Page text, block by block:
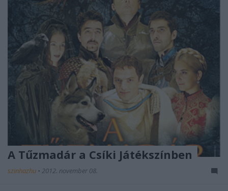
A Tűzmadár a Csíki Játékszínben
szinhazhu • 2012. november 08.